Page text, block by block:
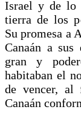
Israel y de lo
tierra de los
Su promesa a
Canaán a sus
gran y
habitaban el
de vencer, al
Canaán